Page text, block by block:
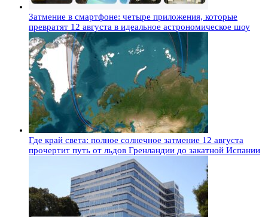
Затмение в смартфоне: четыре приложения, которые
превратят 12 августа в идеальное астрономическое шоу
Где край света: полное солнечное затмение 12 августа
прочертит путь от льдов Гренландии до закатной Испании